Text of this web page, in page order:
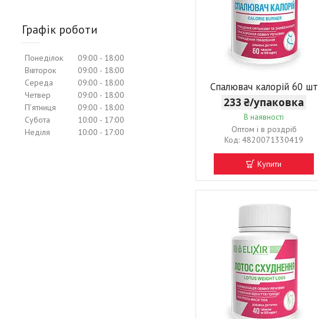
Спалювач калорій 60 шт
233 ₴/упаковка
В наявності
Оптом і в роздріб
4820071330419
Купити
Графік роботи
Понеділок 09:00
18:00
Вівторок
09:00
18:00
Середа
09:00
18:00
Четвер
09:00
18:00
Пʼятниця
09:00
18:00
Субота
10:00
17:00
Неділя
10:00 17:00